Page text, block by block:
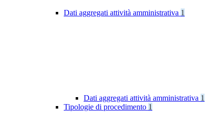
Dati aggregati attività amministrativa 1
Dati aggregati attività amministrativa 1
Tipologie di procedimento 1